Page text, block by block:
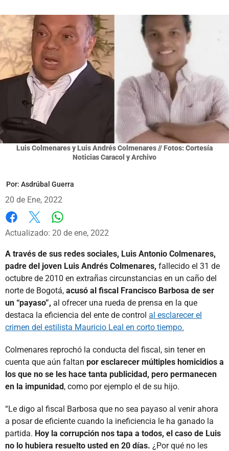
Luis Colmenares y Luis Andrés Colmenares // Fotos: Cortesía
Noticias Caracol y Archivo
Por: Asdrúbal Guerra
20 de Ene, 2022
Facebook
X
Actualizado: 20 de ene, 2022
A través de sus redes sociales, Luis Antonio Colmenares,
padre del joven Luis Andrés Colmenares, fallecido el 31 de
octubre de 2010 en extrañas circunstancias en un caño del
norte de Bogotá, acusó al fiscal Francisco Barbosa de ser
un “payaso”, al ofrecer una rueda de prensa en la que
destaca la eficiencia del ente de control al esclarecer el
crimen del estilista Mauricio Leal en corto tiempo.
Colmenares reprochó la conducta del fiscal, sin tener en
cuenta que aún faltan por esclarecer múltiples homicidios a
los que no se les hace tanta publicidad, pero permanecen
en la impunidad, como por ejemplo el de su hijo.
“Le digo al fiscal Barbosa que no sea payaso al venir ahora
a posar de eficiente cuando la ineficiencia le ha ganado la
partida. Hoy la corrupción nos tapa a todos, el caso de Luis
no lo hubiera resuelto usted en 20 días. ¿Por qué no les